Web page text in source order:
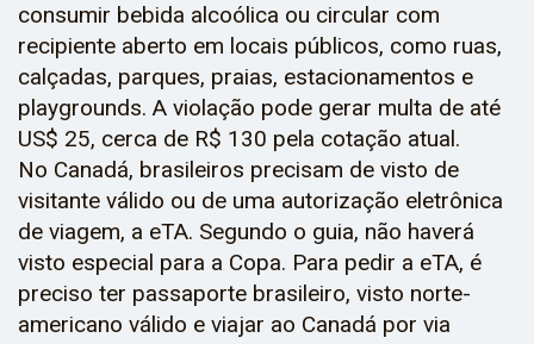
consumir bebida alcoólica ou circular com
recipiente aberto em locais públicos, como ruas,
calçadas, parques, praias, estacionamentos e
playgrounds. A violação pode gerar multa de até
US$ 25, cerca de R$ 130 pela cotação atual.
No Canadá, brasileiros precisam de visto de
visitante válido ou de uma autorização eletrônica
de viagem, a eTA. Segundo o guia, não haverá
visto especial para a Copa. Para pedir a eTA, é
preciso ter passaporte brasileiro, visto norte-
americano válido e viajar ao Canadá por via